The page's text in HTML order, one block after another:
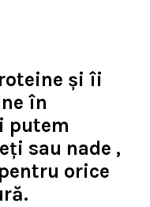
și îi
în
putem
sau nade ,
orice